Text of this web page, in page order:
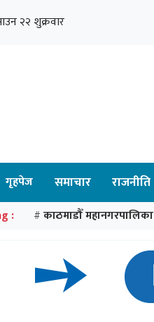
२२ शुक्रवार
गृहपेज समाचार राजनीति
: # काठमाडौँ महानगरपालिका